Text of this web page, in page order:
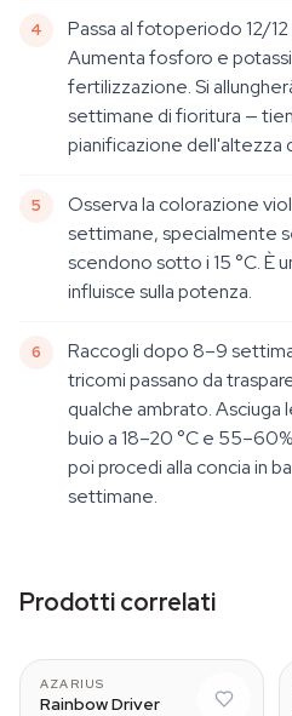
Passa al fotoperiodo 12/
Aumenta fosforo e
fertilizzazione. Si
settimane di fioritura —
pianificazione dell'altezza
Osserva la colorazione
settimane, specialmente
scendono sotto i 15 °C. È
influisce sulla potenza.
Raccogli dopo 8–9
tricomi passano da
qualche ambrato.
buio a 18–20 °C e
poi procedi alla concia in
settimane.
Prodotti correlati
AZARIUS
Rainbow Driver